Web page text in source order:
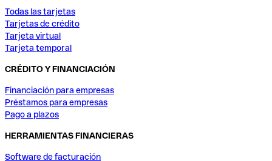
Todas las tarjetas
Tarjetas de crédito
Tarjeta virtual
Tarjeta temporal
CRÉDITO Y FINANCIACIÓN
Financiación para empresas
Préstamos para empresas
Pago a plazos
HERRAMIENTAS FINANCIERAS
Software de facturación